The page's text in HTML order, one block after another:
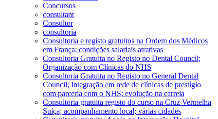
Concursos
consultant
Consultor
consultoria
Consultoria e registo gratuitos na Ordem dos Médicos
em França; condições salariais atrativas
Consultoria Gratuita no Registo no Dental Council;
Organização com Clínicas do NHS
Consultoria Gratuita no Registo no General Dental
Council; Integração em rede de clínicas de prestígio
com parceria com o NHS; evolução na carreia
Consultoria gratuita registo do curso na Cruz Vermelha
Suíça; acompanhamento local; várias cidades